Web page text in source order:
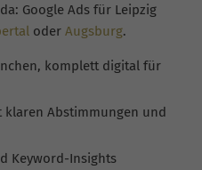
Google Ads für Leipzig
oder Augsburg.
komplett digital für
klaren Abstimmungen und
Keyword-Insights